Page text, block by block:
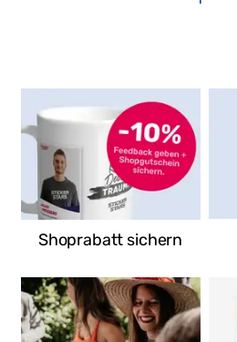
Herkules E-
35039
Deutschland
Shoprabatt sichern